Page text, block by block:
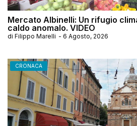
Mercato Albinelli: Un rifugio
caldo anomalo. VIDEO
di Filippo Marelli - 6 Agosto, 2026
CRONACA